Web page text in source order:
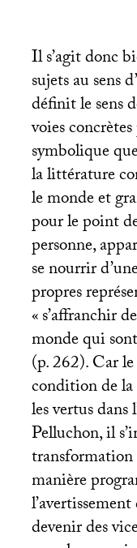
Il s’agit donc
sujets au sens
définit le sens
voies
symbolique
la littérature
le monde et
pour le point
personne,
se nourrir
propres
«s’affranchir
monde qui
(p. 262). Car
condition de
les vertus
Pelluchon, il
transformation
manière
devenir des